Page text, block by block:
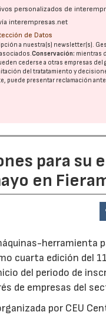
personalizados de
interempresas.net
de Datos
a nuestra(s) newsletter(s).
Conservación: mientras
cederse a otras empresas del
del tratatamiento y
puede presentar reclamación
para su
en
herramienta
cuarta edición del
del periodo de
de empresas del
por CEU